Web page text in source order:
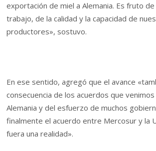
exportación de miel a Alemania. Es fruto
trabajo, de la calidad y la capacidad de
productores», sostuvo.
En ese sentido, agregó que el avance
consecuencia de los acuerdos que
Alemania y del esfuerzo de muchos
finalmente el acuerdo entre Mercosur y la
fuera una realidad».